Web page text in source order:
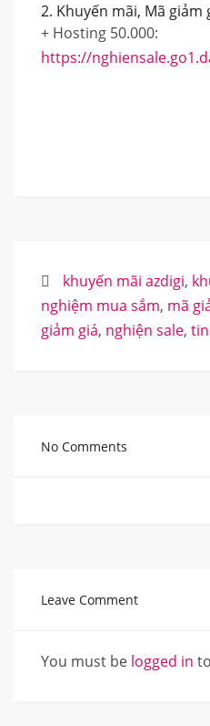
2. Khuyến mãi, Mã giảm
+ Hosting 50.000:
https://
khuyến mãi azdigi,
nghiệm mua sắm, mã
giảm giá, nghiện sale,
No Comments
Leave Comment
You must be logged in